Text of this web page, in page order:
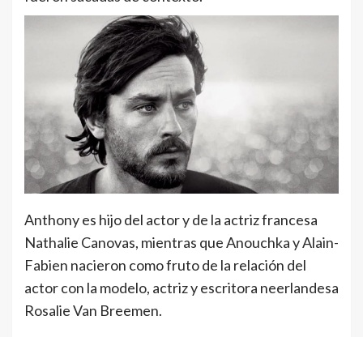
Anthony es hijo del actor y de la actriz francesa
Nathalie Canovas, mientras que Anouchka y Alain-
Fabien nacieron como fruto de la relación del
actor con la modelo, actriz y escritora neerlandesa
Rosalie Van Breemen.